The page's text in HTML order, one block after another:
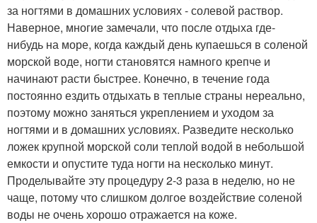
за ногтями в домашних условиях - солевой раствор.
Наверное, многие замечали, что после отдыха где-
нибудь на море, когда каждый день купаешься в соленой
морской воде, ногти становятся намного крепче и
начинают расти быстрее. Конечно, в течение года
постоянно ездить отдыхать в теплые страны нереально,
поэтому можно заняться укреплением и уходом за
ногтями и в домашних условиях. Разведите несколько
ложек крупной морской соли теплой водой в небольшой
емкости и опустите туда ногти на несколько минут.
Проделывайте эту процедуру 2-3 раза в неделю, но не
чаще, потому что слишком долгое воздействие соленой
воды не очень хорошо отражается на коже.